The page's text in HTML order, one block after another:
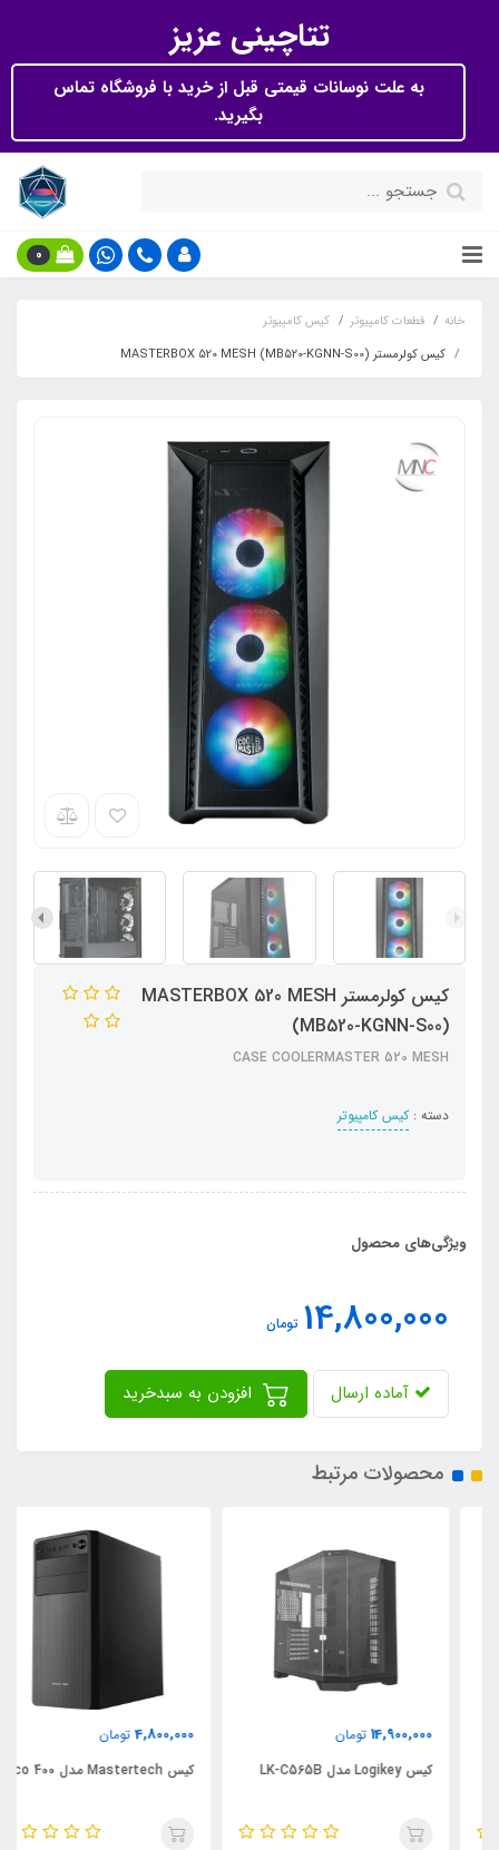
تتاچینی عزیز
به علت نوسانات قیمتی قبل از خرید با فروشگاه تماس
بگیرید.
0
خانه قطعات کامپیوتر
کیس کامپیوتر
کیس کولرمستر MASTERBOX 520 MESH (MB520-KGNN-S00)
کیس کولرمستر MASTERBOX 520 MESH
(MB520-KGNN-S00)
CASE COOLERMASTER 520 MESH
دسته :کیس کامپیوتر
ویژگی‌های محصول
14,800,000 تومان
آماده ارسال
محصولات مرتبط
14,900,000 تومان
4,800,000 تومان